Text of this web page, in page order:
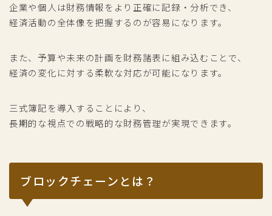
企業や個人は財務情報をより正確に記録・分析でき、
経済活動の全体像を把握するのが容易になります。
また、予算や未来の計画を財務諸表に組み込むことで、
経済の変化に対する柔軟な対応が可能になります。
三式簿記を導入することにより、
長期的な視点での戦略的な財務管理が実現できます。
ブロックチェーンとは？